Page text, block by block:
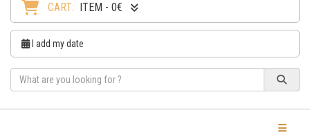
CART: ITEM - 0€
I add my date
Toggle